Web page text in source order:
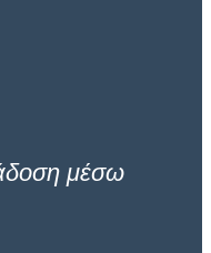
μέσω